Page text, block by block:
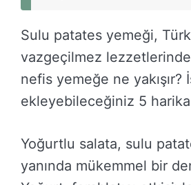
Sulu patates yemeği, Türk
vazgeçilmez
nefis yemeğe ne yakışır?
ekleyebileceğiniz 5
Yoğurtlu salata, sulu
yanında mükemmel bir